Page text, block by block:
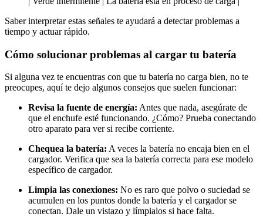
Saber interpretar estas señales te ayudará a detectar problemas a
tiempo y actuar rápido.
Cómo solucionar problemas al cargar tu batería
Si alguna vez te encuentras con que tu batería no carga bien, no te
preocupes, aquí te dejo algunos consejos que suelen funcionar:
Revisa la fuente de energía: Antes que nada, asegúrate de
que el enchufe esté funcionando. ¿Cómo? Prueba conectando
otro aparato para ver si recibe corriente.
Chequea la batería: A veces la batería no encaja bien en el
cargador. Verifica que sea la batería correcta para ese modelo
específico de cargador.
Limpia las conexiones: No es raro que polvo o suciedad se
acumulen en los puntos donde la batería y el cargador se
conectan. Dale un vistazo y límpialos si hace falta.